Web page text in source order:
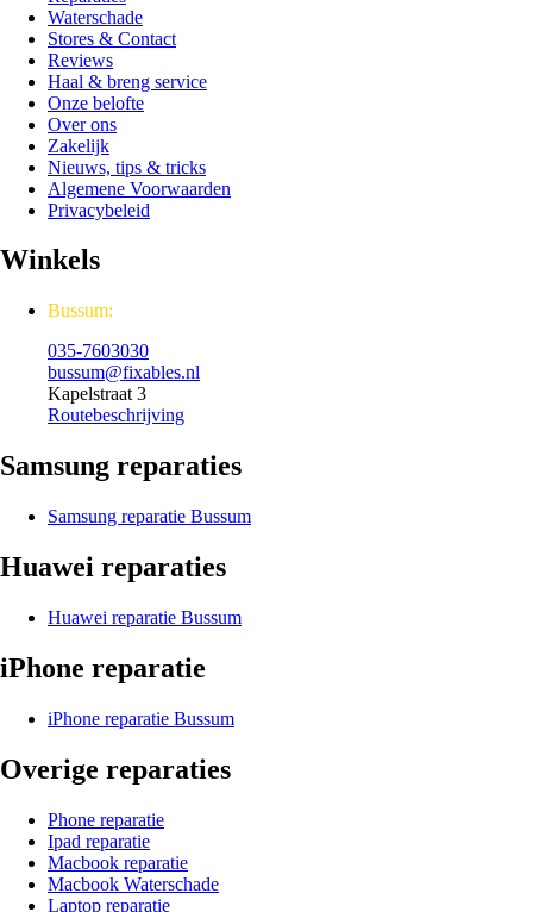
Waterschade
Stores & Contact
Reviews
Haal & breng service
Onze belofte
Over ons
Zakelijk
Nieuws, tips & tricks
Algemene Voorwaarden
Privacybeleid
Winkels
Bussum:
035-7603030
bussum@fixables.nl
Kapelstraat 3
Routebeschrijving
Samsung reparaties
Samsung reparatie Bussum
Huawei reparaties
Huawei reparatie Bussum
iPhone reparatie
iPhone reparatie Bussum
Overige reparaties
Phone reparatie
Ipad reparatie
Macbook reparatie
Macbook Waterschade
Laptop reparatie